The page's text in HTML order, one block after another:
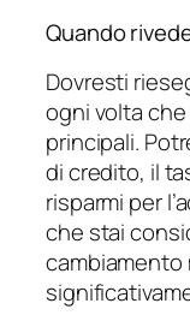
Quando
Dovresti
ogni volta che
principali.
di credito, il
risparmi per
che stai